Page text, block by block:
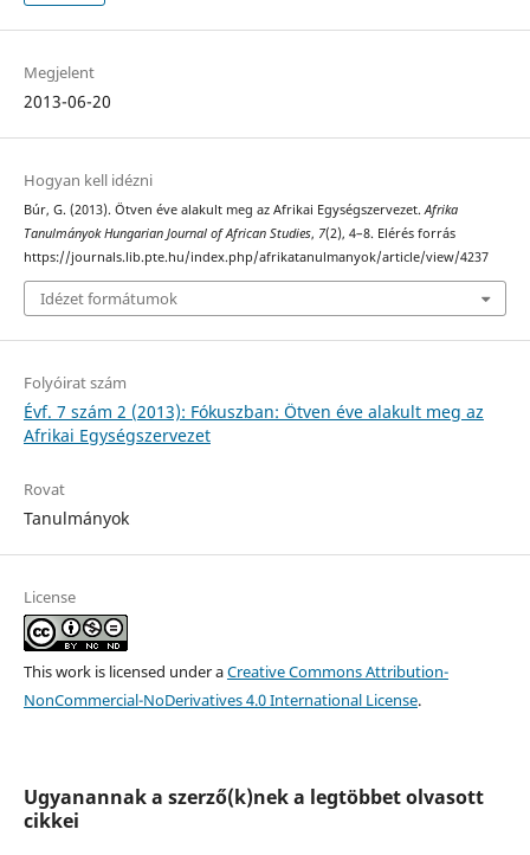
Megjelent
2013-06-20
Hogyan kell idézni
Búr, G. (2013). Ötven éve alakult meg az Afrikai Egységszervezet. Afrika
Tanulmányok Hungarian Journal of African Studies, 7(2), 4–8. Elérés forrás
https://journals.lib.pte.hu/index.php/afrikatanulmanyok/article/view/4237
Idézet formátumok
Folyóirat szám
Évf. 7 szám 2 (2013): Fókuszban: Ötven éve alakult meg az
Afrikai Egységszervezet
Rovat
Tanulmányok
License
This work is licensed under aCreative Commons Attribution-
NonCommercial-NoDerivatives 4.0 International License.
Ugyanannak a szerző(k)nek a legtöbbet olvasott
cikkei